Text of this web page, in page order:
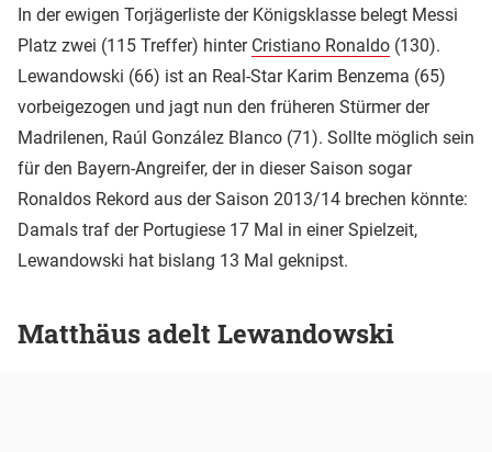
In der ewigen Torjägerliste der Königsklasse belegt Messi
Platz zwei (115 Treffer) hinter Cristiano Ronaldo (130).
Lewandowski (66) ist an Real-Star Karim Benzema (65)
vorbeigezogen und jagt nun den früheren Stürmer der
Madrilenen, Raúl González Blanco (71). Sollte möglich sein
für den Bayern-Angreifer, der in dieser Saison sogar
Ronaldos Rekord aus der Saison 2013/14 brechen könnte:
Damals traf der Portugiese 17 Mal in einer Spielzeit,
Lewandowski hat bislang 13 Mal geknipst.
Matthäus adelt Lewandowski